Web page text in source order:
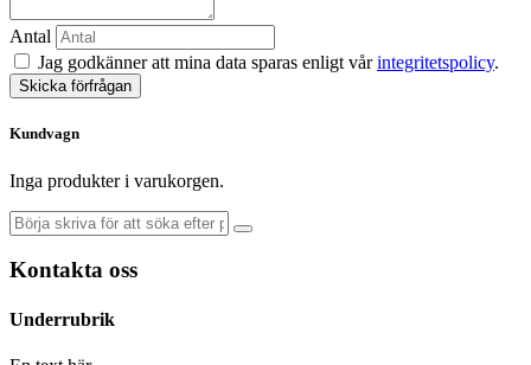
Antal
Jag godkänner att mina data sparas enligt vårintegritetspolicy.
Skicka förfrågan
Kundvagn
Inga produkter i varukorgen.
Kontakta oss
Underrubrik